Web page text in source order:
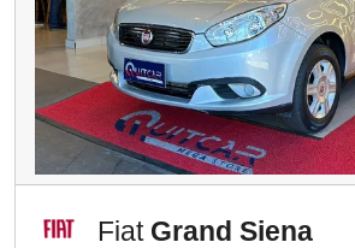
Fiat Grand Siena